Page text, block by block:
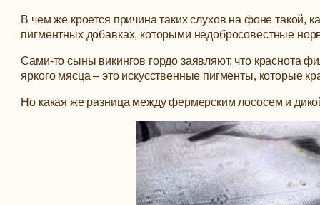
В чем же кроется причина таких слухов на фоне
пигментных добавках, которыми недобросовестные
Сами-то сыны викингов гордо заявляют, что краснота
яркого мясца – это искусственные пигменты, которые
Но какая же разница между фермерским лососем и